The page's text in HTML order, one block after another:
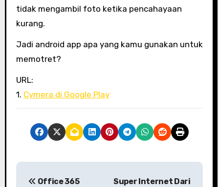
tidak mengambil foto ketika pencahayaan
kurang.
Jadi android app apa yang kamu gunakan untuk
memotret?
URL:
1. Cymera di Google Play
P
Office 365
Super Internet Dari